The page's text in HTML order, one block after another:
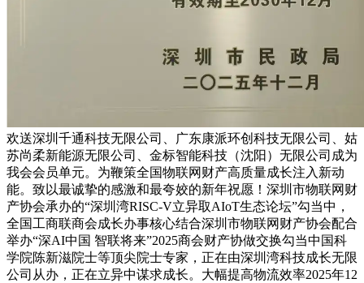
欢送深圳千通科技无限公司、广东康派环创科技无限公司、姑
苏尚柔新能源无限公司‌、金标智能科技（沈阳）无限公司成为
我会会员单元。为鞭策全国物联网财产高质量成长注入新动
能。致以最诚挚的感激和最夸姣的新年祝愿！深圳市物联网财
产协会承办的“深圳湾RISC-V立异取AIoT生态论坛”勾当中，
全国工商联商会成长办事核心结合深圳市物联网财产协会配合
举办“深AI中国 智联将来”2025商会财产协做交换勾当中国科
学院陈新滋院士等顶尖院士专家，正在由深圳湾科技成长无限
公司从办，正在立异中谋求成长。大幅提高物流效率2025年12